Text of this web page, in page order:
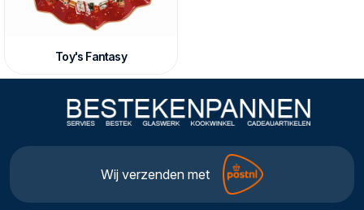
Toy's Fantasy
Wij verzenden met